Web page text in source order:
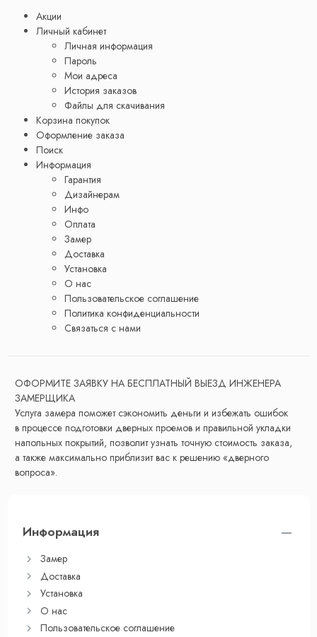
Акции
Личный кабинет
Личная информация
Пароль
Мои адреса
История заказов
Файлы для скачивания
Корзина покупок
Оформление заказа
Поиск
Информация
Гарантия
Дизайнерам
Инфо
Оплата
Замер
Доставка
Установка
О нас
Пользовательское соглашение
Политика конфиденциальности
Связаться с нами
ОФОРМИТЕ ЗАЯВКУ НА БЕСПЛАТНЫЙ ВЫЕЗД ИНЖЕНЕРА
ЗАМЕРЩИКА
Услуга замера поможет сэкономить деньги и избежать ошибок
в процессе подготовки дверных проемов и правильной укладки
напольных покрытий, позволит узнать точную стоимость заказа,
а также максимально приблизит вас к решению «дверного
вопроса».
Информация
Замер
Доставка
Установка
О нас
Пользовательское соглашение